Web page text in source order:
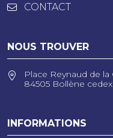
CONTACT
NOUS TROUVER
Place Reynaud de
84505 Bollène cedex
INFORMATIONS